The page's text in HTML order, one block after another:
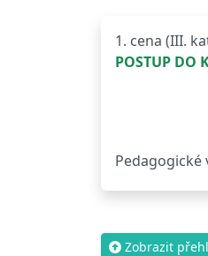
1. cena (III.
POSTUP DO
Pedagogické
Zobrazit